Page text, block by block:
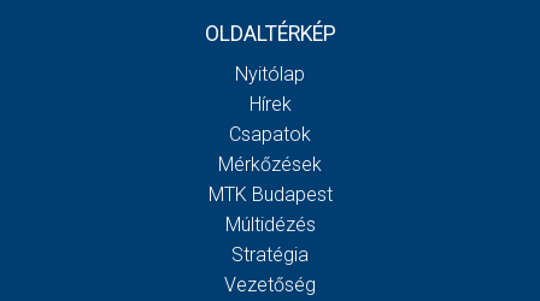
OLDALTÉRKÉP
Nyitólap
Hírek
Csapatok
Mérkőzések
MTK Budapest
Múltidézés
Stratégia
Vezetőség